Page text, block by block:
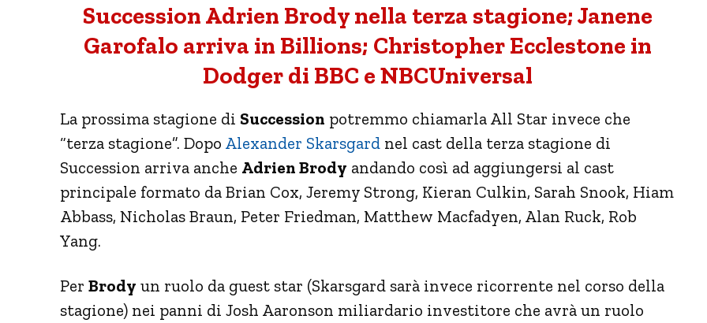
Succession Adrien Brody nella terza stagione; Janene
Garofalo arriva in Billions; Christopher Ecclestone in
Dodger di BBC e NBCUniversal
La prossima stagione di Succession potremmo chiamarla All Star invece che
“terza stagione”. Dopo Alexander Skarsgard nel cast della terza stagione di
Succession arriva anche Adrien Brody andando così ad aggiungersi al cast
principale formato da Brian Cox, Jeremy Strong, Kieran Culkin, Sarah Snook, Hiam
Abbass, Nicholas Braun, Peter Friedman, Matthew Macfadyen, Alan Ruck, Rob
Yang.
Per Brody un ruolo da guest star (Skarsgard sarà invece ricorrente nel corso della
stagione) nei panni di Josh Aaronson miliardario investitore che avrà un ruolo